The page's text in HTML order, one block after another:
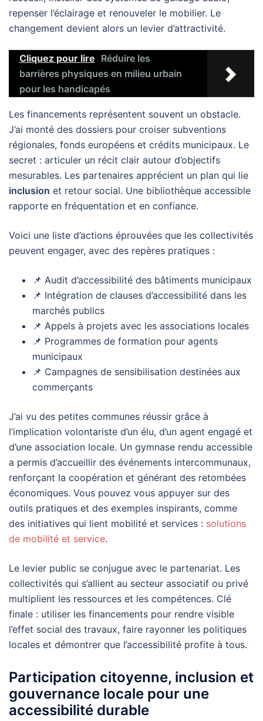
repenser l’éclairage et renouveler le mobilier. Le
changement devient alors un levier d’attractivité.
Cliquez pour lire Réduire les
barrières physiques en milieu urbain
pour les handicapés
Les financements représentent souvent un obstacle.
J’ai monté des dossiers pour croiser subventions
régionales, fonds européens et crédits municipaux. Le
secret : articuler un récit clair autour d’objectifs
mesurables. Les partenaires apprécient un plan qui lie
inclusion et retour social. Une bibliothèque accessible
rapporte en fréquentation et en confiance.
Voici une liste d’actions éprouvées que les collectivités
peuvent engager, avec des repères pratiques :
📌 Audit d’accessibilité des bâtiments municipaux
📌 Intégration de clauses d’accessibilité dans les
marchés publics
📌 Appels à projets avec les associations locales
📌 Programmes de formation pour agents
municipaux
📌 Campagnes de sensibilisation destinées aux
commerçants
J’ai vu des petites communes réussir grâce à
l’implication volontariste d’un élu, d’un agent engagé et
d’une association locale. Un gymnase rendu accessible
a permis d’accueillir des événements intercommunaux,
renforçant la coopération et générant des retombées
économiques. Vous pouvez vous appuyer sur des
outils pratiques et des exemples inspirants, comme
des initiatives qui lient mobilité et services : solutions
de mobilité et service.
Le levier public se conjugue avec le partenariat. Les
collectivités qui s’allient au secteur associatif ou privé
multiplient les ressources et les compétences. Clé
finale : utiliser les financements pour rendre visible
l’effet social des travaux, faire rayonner les politiques
locales et démontrer que l’accessibilité profite à tous.
Participation citoyenne, inclusion et
gouvernance locale pour une
accessibilité durable